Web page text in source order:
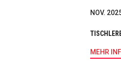
NOV.
MEHR